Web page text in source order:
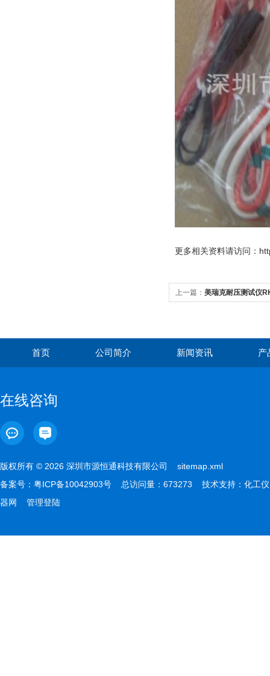
更多相关资料请访问：
上一篇： 美瑞克耐压测试仪
首页 公司简介 新闻资讯 产
在线咨询
版权所有 © 2026 深圳市源恒通科技有限公司 sitemap.xml
备案号： 粤ICP备10042903号 总访问量：673273 技术支持： 化工仪
器网
管理登陆